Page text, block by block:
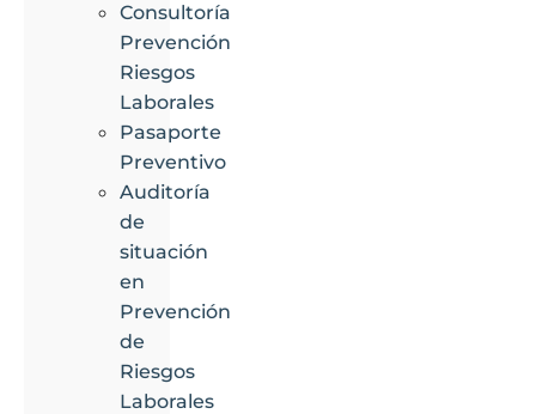
Consultoría
Prevención
Riesgos
Laborales
Pasaporte
Preventivo
Auditoría
de
situación
en
Prevención
de
Riesgos
Laborales